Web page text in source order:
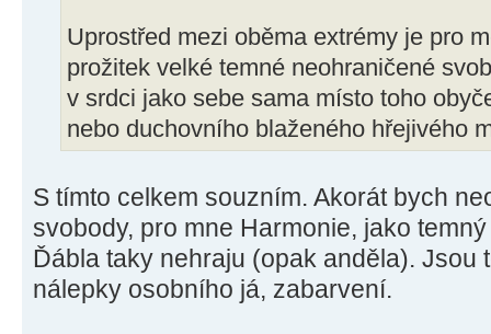
Uprostřed mezi oběma extrémy je pro
prožitek velké temné neohraničené
v srdci jako sebe sama místo toho
nebo duchovního blaženého hřejivého
S tímto celkem souzním. Akorát bych
svobody, pro mne Harmonie, jako
Ďábla taky nehraju (opak anděla). Jsou
nálepky osobního já, zabarvení.